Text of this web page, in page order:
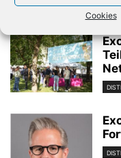
Cookies